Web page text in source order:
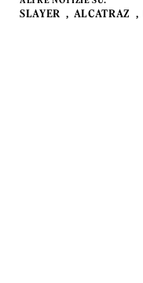
SLAYER ALCATRAZ